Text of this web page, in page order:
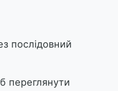
послідовний
переглянути